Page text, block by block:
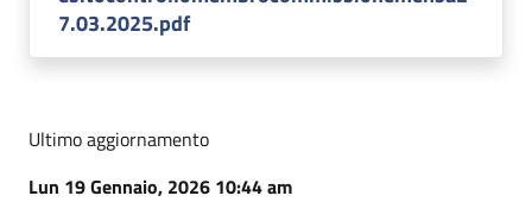
7.03.2025.pdf
Ultimo aggiornamento
Lun 19 Gennaio, 2026 10:44 am